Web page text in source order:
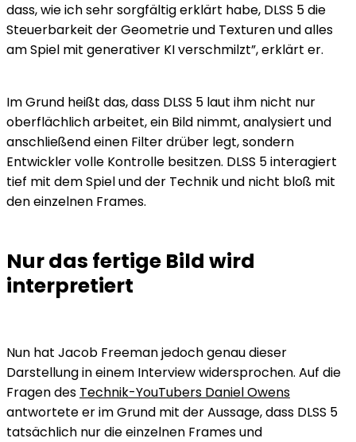
dass, wie ich sehr sorgfältig erklärt habe, DLSS 5 die
Steuerbarkeit der Geometrie und Texturen und alles
am Spiel mit generativer KI verschmilzt”, erklärt er.
Im Grund heißt das, dass DLSS 5 laut ihm nicht nur
oberflächlich arbeitet, ein Bild nimmt, analysiert und
anschließend einen Filter drüber legt, sondern
Entwickler volle Kontrolle besitzen. DLSS 5 interagiert
tief mit dem Spiel und der Technik und nicht bloß mit
den einzelnen Frames.
Nur das fertige Bild wird
interpretiert
Nun hat Jacob Freeman jedoch genau dieser
Darstellung in einem Interview widersprochen. Auf die
Fragen des Technik-YouTubers Daniel Owens
antwortete er im Grund mit der Aussage, dass DLSS 5
tatsächlich nur die einzelnen Frames und